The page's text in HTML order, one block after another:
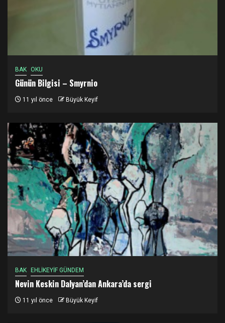
BAK OKU
Günün Bilgisi – Smyrnio
11 yıl önce Büyük Keyif
BAK EHLİKEYİF GÜNDEM
Nevin Keskin Dalyan’dan Ankara’da sergi
11 yıl önce Büyük Keyif